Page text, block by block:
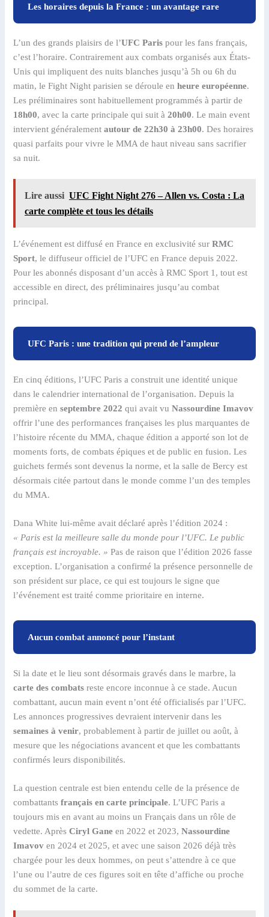
Les horaires depuis la France : un avantage rare
L’un des grands plaisirs de l’UFC Paris pour les fans français,
c’est l’horaire. Contrairement aux combats organisés aux États-
Unis qui impliquent des nuits blanches jusqu’à 5h ou 6h du
matin, le Fight Night parisien se déroule enheure européenne.
Les préliminaires sont habituellement programmés à partir de
18h00, avec la carte principale qui suit à20h00. Le main event
intervient généralementautour de 22h30 à 23h00. Des horaires
quasi parfaits pour vivre le MMA de haut niveau sans sacrifier
sa nuit.
Lire aussi UFC Fight Night 276 – Allen vs. Costa : La
carte complète et tous les détails
L’événement est diffusé en France en exclusivité surRMC
Sport, le diffuseur officiel de l’UFC en France depuis 2022.
Pour les abonnés disposant d’un accès à RMC Sport 1, tout est
accessible en direct, des préliminaires jusqu’au combat
principal.
UFC Paris : une tradition qui prend de l’ampleur
En cinq éditions, l’UFC Paris a construit une identité unique
dans le calendrier international de l’organisation. Depuis la
première enseptembre 2022 qui avait vuNassourdine Imavov
offrir l’une des performances françaises les plus marquantes de
l’histoire récente du MMA, chaque édition a apporté son lot de
moments forts, de combats épiques et de public en fusion. Les
guichets fermés sont devenus la norme, et la salle de Bercy est
désormais citée partout dans le monde comme l’un des temples
du MMA.
Dana White lui-même avait déclaré après l’édition 2024 :
« Paris est la meilleure salle du monde pour l’UFC. Le public
français est incroyable. » Pas de raison que l’édition 2026 fasse
exception. L’organisation a confirmé la présence personnelle de
son président sur place, ce qui est toujours le signe que
l’événement est traité comme prioritaire en interne.
Aucun combat annoncé pour l’instant
Si la date et le lieu sont désormais gravés dans le marbre, la
carte des combats reste encore inconnue à ce stade. Aucun
combattant, aucun main event n’ont été officialisés par l’UFC.
Les annonces progressives devraient intervenir dans les
semaines à venir, probablement à partir de juillet ou août, à
mesure que les négociations avancent et que les combattants
confirmés leurs disponibilités.
La question centrale est bien entendu celle de la présence de
combattantsfrançais en carte principale. L’UFC Paris a
toujours mis en avant au moins un Français dans un rôle de
vedette. AprèsCiryl Gane en 2022 et 2023,Nassourdine
Imavov en 2024 et 2025, et avec une saison 2026 déjà très
chargée pour les deux hommes, on peut s’attendre à ce que
l’une ou l’autre de ces figures soit en tête d’affiche ou proche
du sommet de la carte.